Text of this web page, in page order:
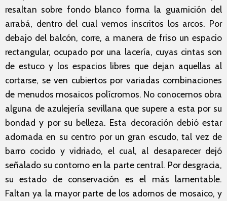
resaltan sobre fondo blanco forma la guarnición del
arrabá, dentro del cual vemos inscritos los arcos. Por
debajo del balcón, corre, a manera de friso un espacio
rectangular, ocupado por una lacería, cuyas cintas son
de estuco y los espacios libres que dejan aquellas al
cortarse, se ven cubiertos por variadas combinaciones
de menudos mosaicos polícromos. No conocemos obra
alguna de azulejería sevillana que supere a esta por su
bondad y por su belleza. Esta decoración debió estar
adornada en su centro por un gran escudo, tal vez de
barro cocido y vidriado, el cual, al desaparecer dejó
señalado su contorno en la parte central. Por desgracia,
su estado de conservación es el más lamentable.
Faltan ya la mayor parte de los adornos de mosaico, y